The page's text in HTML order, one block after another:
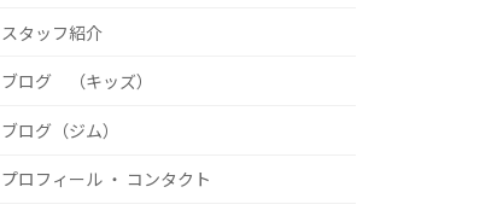
スタッフ紹介
ブログ （キッズ）
ブログ（ジム）
プロフィール ・ コンタクト